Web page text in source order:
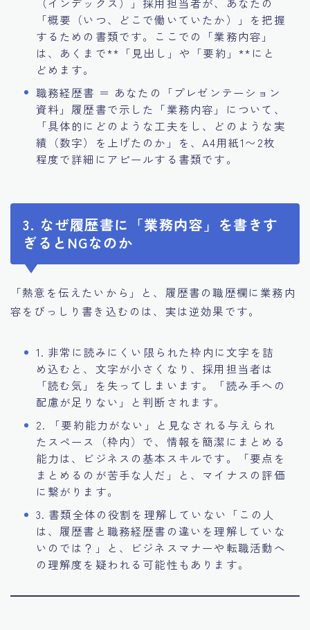
「概要（いつ、どこで働いていたか）」を把握
するための書類です。ここでの「業務内容」
は、あくまで**「見出し」や「要約」**にと
どめます。
職務経歴書 ＝ あなたの「プレゼンテーション
資料」履歴書で示した「業務内容」について、
「具体的にどのような工夫をし、どのような実
績（数字）を上げたのか」を、A4用紙1〜2枚
程度で詳細にアピールする書類です。
3. なぜ履歴書に「業務内容」を書きす
ぎるとNGなのか
「熱意を伝えたいから」と、履歴書の職歴欄に業務内
容をびっしり書き込むのは、実は逆効果です。
1. 非常に読みにくい限られた枠内に文字を詰
め込むと、文字が小さくなり、採用担当者は
「読む気」を失ってしまいます。「読み手への
配慮が足りない」と判断されます。
2. 「要約能力がない」と見なされる与えられ
たスペース（枠内）で、情報を簡潔にまとめる
能力は、ビジネスの基本スキルです。「要点を
まとめるのが苦手な人だ」と、マイナスの評価
に繋がります。
3. 書類全体の役割を理解していない「この人
は、履歴書と職務経歴書の違いを理解していな
いのでは？」と、ビジネスマナーや転職活動へ
の理解度を疑われる可能性もあります。